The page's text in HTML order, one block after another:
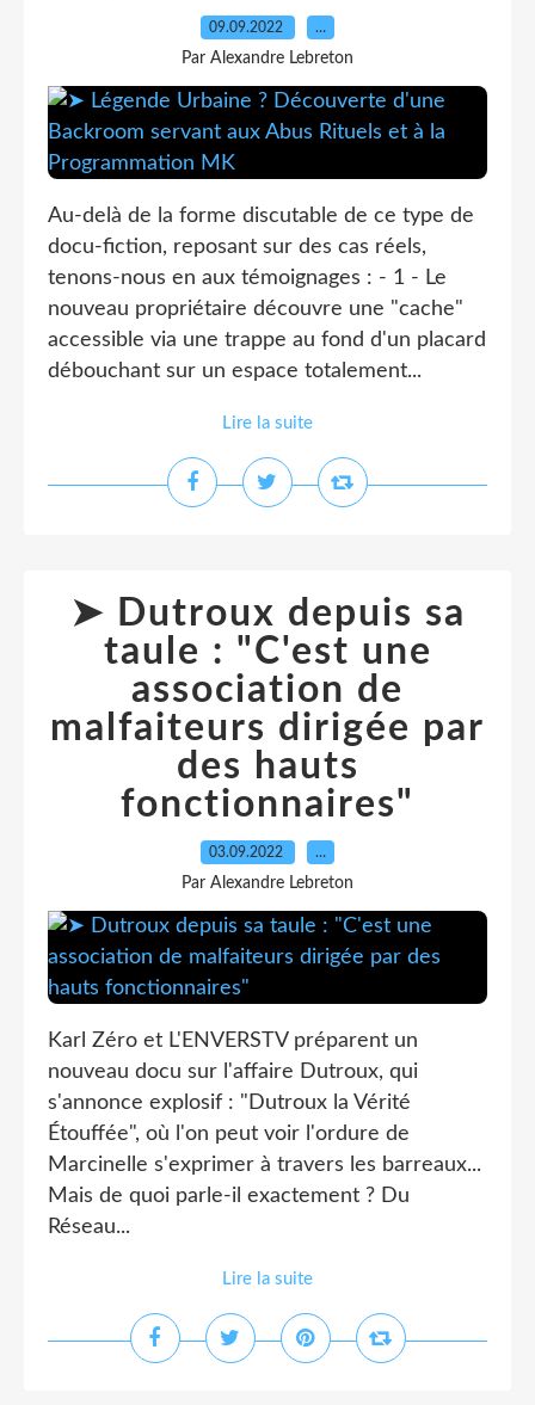
09.09.2022 …
Par Alexandre Lebreton
Au-delà de la forme discutable de ce type de
docu-fiction, reposant sur des cas réels,
tenons-nous en aux témoignages : - 1 - Le
nouveau propriétaire découvre une "cache"
accessible via une trappe au fond d'un placard
débouchant sur un espace totalement...
Lire la suite
➤ Dutroux depuis sa
taule : "C'est une
association de
malfaiteurs dirigée par
des hauts
fonctionnaires"
03.09.2022 …
Par Alexandre Lebreton
Karl Zéro et L'ENVERSTV préparent un
nouveau docu sur l'affaire Dutroux, qui
s'annonce explosif : "Dutroux la Vérité
Étouffée", où l'on peut voir l'ordure de
Marcinelle s'exprimer à travers les barreaux...
Mais de quoi parle-il exactement ? Du
Réseau...
Lire la suite